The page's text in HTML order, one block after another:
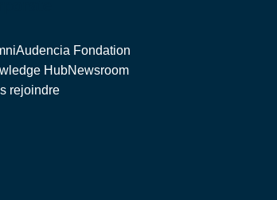
Audencia Fondation
HubNewsroom
rejoindre